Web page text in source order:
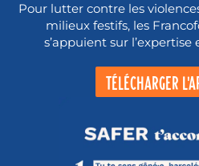
Pour lutter contre les
milieux festifs, les
s’appuient sur l’expertise
TÉLÉCHARGER